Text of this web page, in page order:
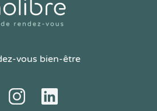
vous bien-être
InstagramLinkedIn